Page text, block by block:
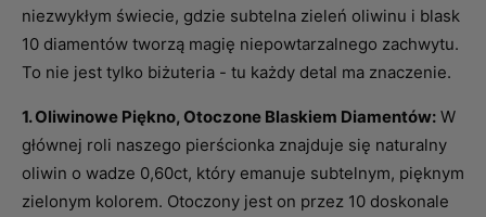
niezwykłym świecie, gdzie subtelna zieleń oliwinu i blask
10 diamentów tworzą magię niepowtarzalnego zachwytu.
To nie jest tylko biżuteria - tu każdy detal ma znaczenie.
1. Oliwinowe Piękno, Otoczone Blaskiem Diamentów: W
głównej roli naszego pierścionka znajduje się naturalny
oliwin o wadze 0,60ct, który emanuje subtelnym, pięknym
zielonym kolorem. Otoczony jest on przez 10 doskonale